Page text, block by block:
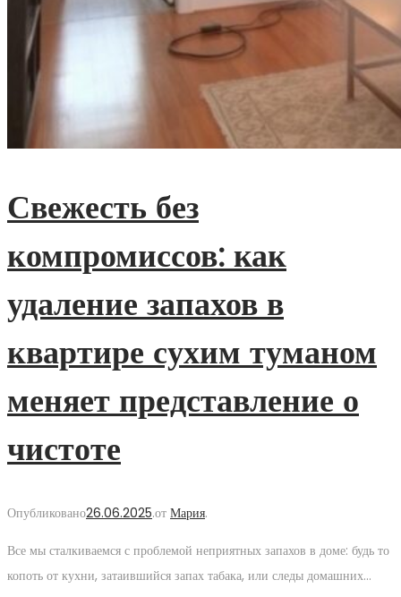
Свежесть без
компромиссов: как
удаление запахов в
квартире сухим туманом
меняет представление о
чистоте
Опубликовано26.06.2025.от Мария.
Все мы сталкиваемся с проблемой неприятных запахов в доме: будь то
копоть от кухни, затаившийся запах табака, или следы домашних…